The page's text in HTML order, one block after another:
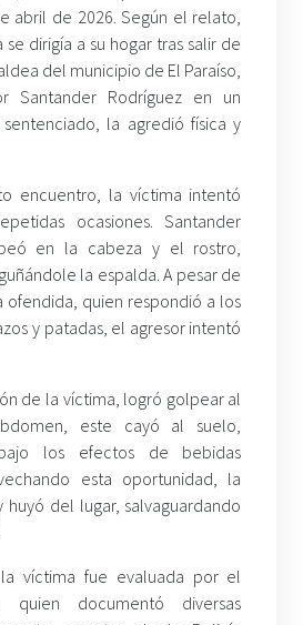
abril de 2026. Según el relato,
dirigía a su hogar tras salir de
del municipio de El Paraíso,
Santander Rodríguez en un
la agredió física y
encuentro, la víctima intentó
ocasiones. Santander
en la cabeza y el rostro,
la espalda. A pesar de
ofendida, quien respondió a los
y patadas, el agresor intentó
de la víctima, logró golpear al
este cayó al suelo,
los efectos de bebidas
esta oportunidad, la
huyó del lugar, salvaguardando
víctima fue evaluada por el
quien documentó diversas